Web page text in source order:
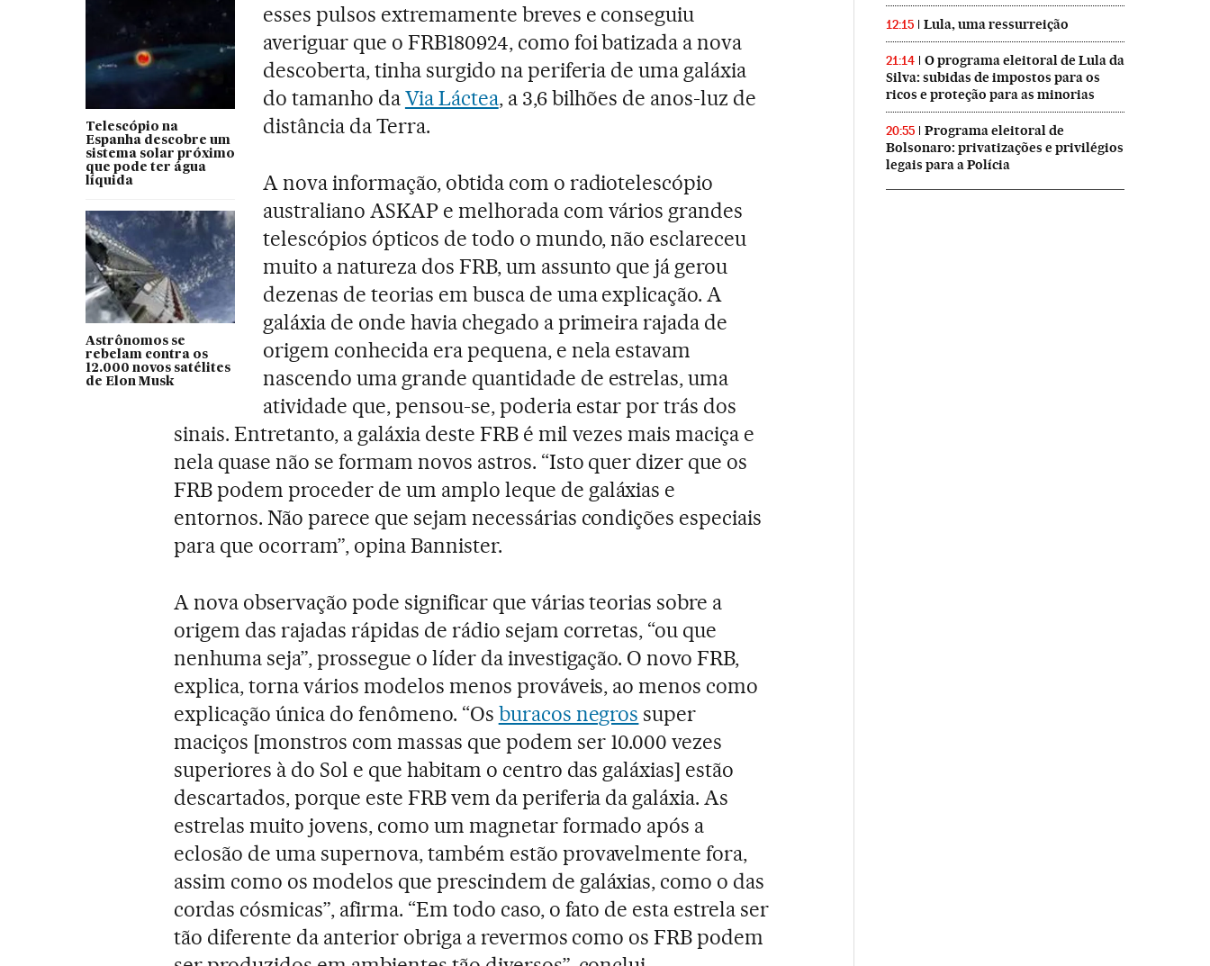
Telescópio na
Espanha descobre um
sistema solar próximo
que pode ter água
líquida
Astrônomos se
rebelam contra os
12.000 novos satélites
de Elon Musk
esses pulsos extremamente breves e conseguiu
averiguar que o FRB180924, como foi batizada a nova
descoberta, tinha surgido na periferia de uma galáxia
do tamanho daVia Láctea, a 3,6 bilhões de anos-luz de
distância da Terra.
A nova informação, obtida com o radiotelescópio
australiano ASKAP e melhorada com vários grandes
telescópios ópticos de todo o mundo, não esclareceu
muito a natureza dos FRB, um assunto que já gerou
dezenas de teorias em busca de uma explicação. A
galáxia de onde havia chegado a primeira rajada de
origem conhecida era pequena, e nela estavam
nascendo uma grande quantidade de estrelas, uma
atividade que, pensou-se, poderia estar por trás dos
sinais. Entretanto, a galáxia deste FRB é mil vezes mais maciça e
nela quase não se formam novos astros. “Isto quer dizer que os
FRB podem proceder de um amplo leque de galáxias e
entornos. Não parece que sejam necessárias condições especiais
para que ocorram”, opina Bannister.
A nova observação pode significar que várias teorias sobre a
origem das rajadas rápidas de rádio sejam corretas, “ou que
nenhuma seja”, prossegue o líder da investigação. O novo FRB,
explica, torna vários modelos menos prováveis, ao menos como
explicação única do fenômeno. “Os buracos negros super
maciços [monstros com massas que podem ser 10.000 vezes
superiores à do Sol e que habitam o centro das galáxias] estão
descartados, porque este FRB vem da periferia da galáxia. As
estrelas muito jovens, como um magnetar formado após a
eclosão de uma supernova, também estão provavelmente fora,
assim como os modelos que prescindem de galáxias, como o das
cordas cósmicas”, afirma. “Em todo caso, o fato de esta estrela ser
tão diferente da anterior obriga a revermos como os FRB podem
12:15 Lula, uma ressurreição
21:14
O programa eleitoral de Lula da
Silva: subidas de impostos para os
ricos e proteção para as minorias
20:55
Programa eleitoral de
Bolsonaro: privatizações e privilégios
legais para a Polícia